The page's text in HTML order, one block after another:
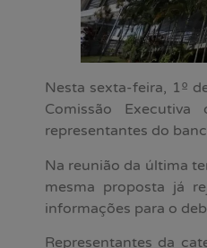
Nesta sexta-feira, 1º
Comissão
representantes do
Na reunião da última
mesma proposta já
informações para o
Representantes da